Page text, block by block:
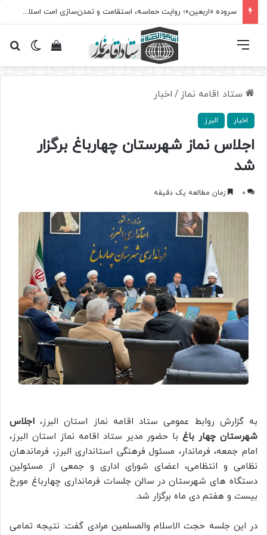
سروده‌ «اربعین»؛ روایت حماسه، استقامت و تمدن‌سازی امت اسلامی
تغییرمشاهده فهرست
ستاد اقامه نماز / اخبار
اخبار البرز
اجلاس نماز شهرستان چهارباغ برگزار
شد
0 زمان مطالعه یک دقیقه
به گزارش روابط عمومی ستاد اقامه نماز استان البرز،اجلاس
شهرستان چهار باغبا حضور مدیر ستاد اقامه نماز استان البرز،
امام جمعه، فرماندار، مسئول فرهنگی استانداری البرز، فرماندهان
نظامی و انتظامی، اعضای شورای اداری و جمعی از مسئولین
دستگاه های شهرستان در سالن جلسات فرمانداری چهارباغ مورخ
بیست و هفتم دی ماه برگزار شد.
در این جلسه حجت الاسلام والمسلمین مرادی گفت: نتیجه تمامی